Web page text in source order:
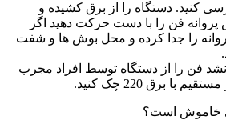
کنید. دستگاه را از برق کشیده و
فن را با دست حرکت دهید اگر
را جدا کرده و محل بوش ها و شفت
فن را از دستگاه توسط افراد مجرب
با برق 220 چک کنید.
خاموش است؟